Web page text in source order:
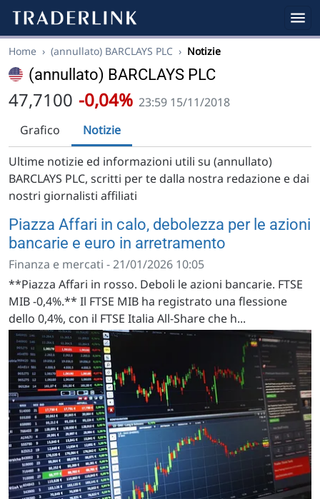
Home › (annullato) BARCLAYS PLC › Notizie
(annullato) BARCLAYS PLC
47,7100 -0,04% 23:59 15/11/2018
Grafico
Notizie
Ultime notizie ed informazioni utili su (annullato)
BARCLAYS PLC, scritti per te dalla nostra redazione e dai
nostri giornalisti affiliati
Piazza Affari in calo, debolezza per le azioni
bancarie e euro in arretramento
Finanza e mercati - 21/01/2026 10:05
**Piazza Affari in rosso. Deboli le azioni bancarie. FTSE
MIB -0,4%.** Il FTSE MIB ha registrato una flessione
dello 0,4%, con il FTSE Italia All-Share che h...